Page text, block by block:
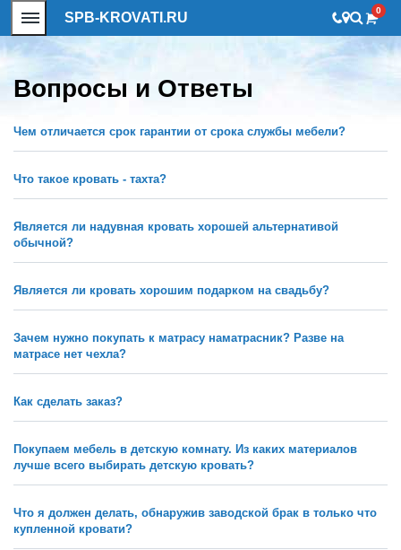
SPB-KROVATI.RU 0
Вопросы и Ответы
Чем отличается срок гарантии от срока службы мебели?
Что такое кровать - тахта?
Является ли надувная кровать хорошей альтернативой
обычной?
Является ли кровать хорошим подарком на свадьбу?
Зачем нужно покупать к матрасу наматрасник? Разве на
матрасе нет чехла?
Как сделать заказ?
Покупаем мебель в детскую комнату. Из каких материалов
лучше всего выбирать детскую кровать?
Что я должен делать, обнаружив заводской брак в только что
купленной кровати?